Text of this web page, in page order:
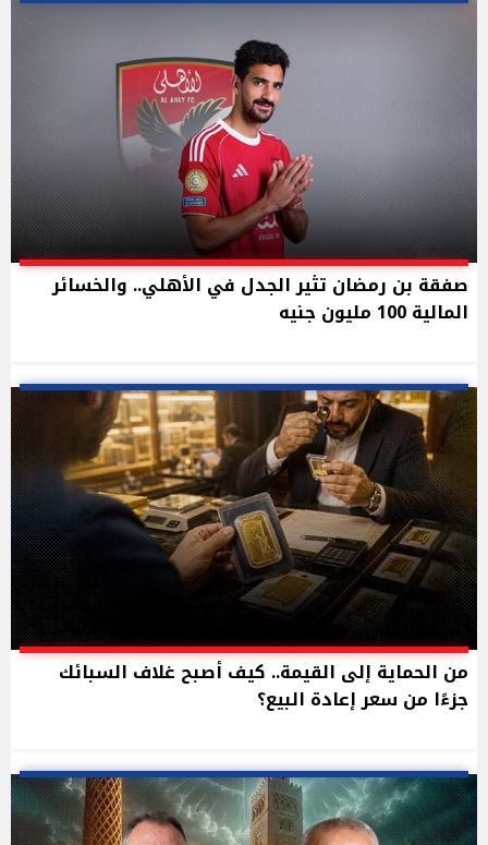
صفقة بن رمضان تثير الجدل في الأهلي.. والخسائر
المالية 100 مليون جنيه
من الحماية إلى القيمة.. كيف أصبح غلاف السبائك
جزءًا من سعر إعادة البيع؟